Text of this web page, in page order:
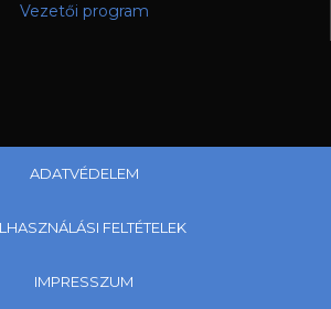
Vezetői program
ADATVÉDELEM
FELTÉTELEK
IMPRESSZUM